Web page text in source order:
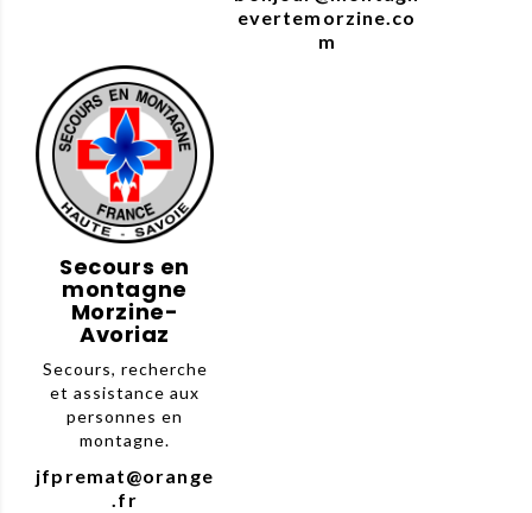
evertemorzine.co
m
Secours en
montagne
Morzine-
Avoriaz
Secours, recherche
et assistance aux
personnes en
montagne.
jfpremat@orange
.fr